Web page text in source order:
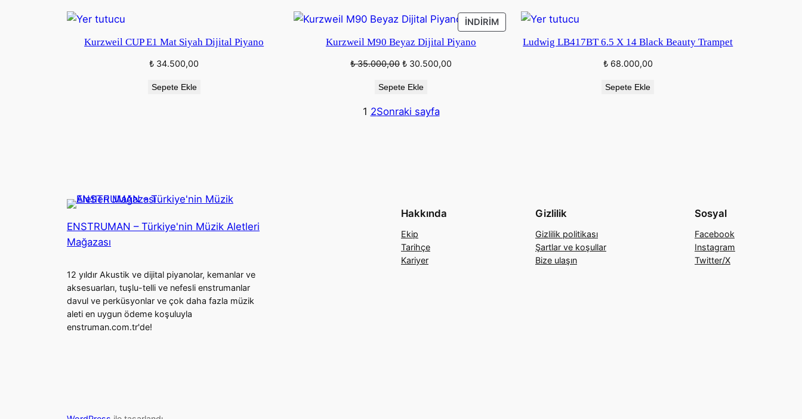
Kurzweil CUP E1 Mat Siyah Dijital Piyano
₺ 34.500,00
Sepete Ekle
İNDIRIMİNDIRIMDEKI
ÜRÜN
Kurzweil M90 Beyaz Dijital Piyano
₺35.000,00 Orijinal
₺ 35.000,00.
₺30.500,00Şu
Sepete Ekle
Ludwig LB417BT 6.5 X 14 Black Beauty Trampet
₺68.000,00
Sepete Ekle
1 2Sonraki sayfa
ENSTRUMAN – Türkiye'nin Müzik Aletleri
Mağazası
12 yıldır Akustik ve dijital piyanolar, kemanlar ve
aksesuarları, tuşlu-telli ve nefesli enstrumanlar
davul ve perküsyonlar ve çok daha fazla müzik
aleti en uygun ödeme koşuluyla
enstruman.com.tr'de!
Hakkında
Ekip
Tarihçe
Kariyer
Gizlilik
Gizlilik politikası
Şartlar ve koşullar
Bize ulaşın
Sosyal
Facebook
Instagram
Twitter/X